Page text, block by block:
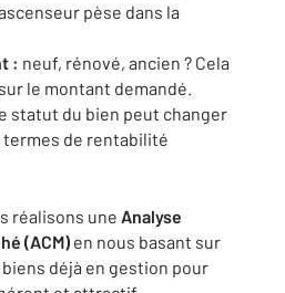
pèse dans la
: neuf, rénové, ancien ? Cela
le montant demandé.
statut du bien peut changer
de rentabilité
réalisons une Analyse
(ACM) en nous basant sur
déjà en gestion pour